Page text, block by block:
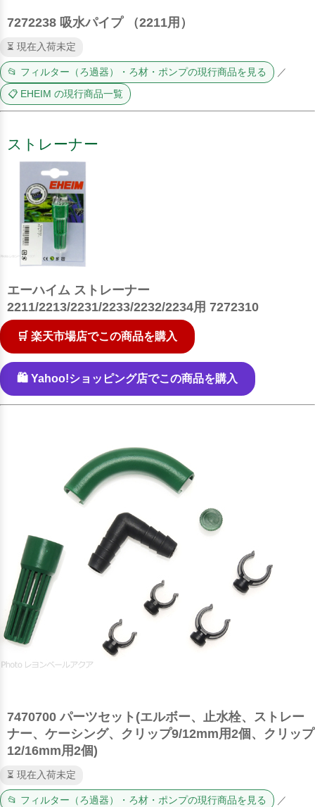
7272238 吸水パイプ （2211用）
⏳ 現在入荷未定
📂 フィルター（ろ過器）・ろ材・ポンプの現行商品を見る ／
📋 EHEIM の現行商品一覧
ストレーナー
エーハイム ストレーナー
2211/2213/2231/2233/2232/2234用 7272310
🛒 楽天市場店でこの商品を購入
🛍️ Yahoo!ショッピング店でこの商品を購入
7470700 パーツセット(エルボー、止水栓、ストレー
ナー、ケーシング、クリップ9/12mm用2個、クリップ
12/16mm用2個)
⏳ 現在入荷未定
📂 フィルター（ろ過器）・ろ材・ポンプの現行商品を見る ／